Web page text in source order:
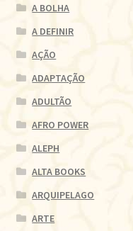
A BOLHA
A DEFINIR
AÇÃO
ADAPTAÇÃO
ADULTÃO
AFRO POWER
ALEPH
ALTA BOOKS
ARQUIPELAGO
ARTE